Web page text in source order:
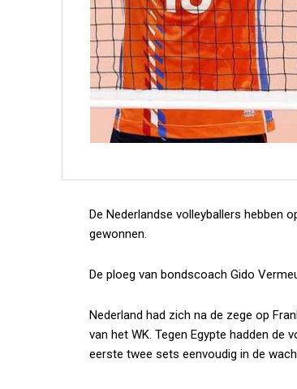
De Nederlandse volleyballers hebben
gewonnen.
De ploeg van bondscoach Gido
Nederland had zich na de zege op
van het WK. Tegen Egypte hadden de
eerste twee sets eenvoudig in de